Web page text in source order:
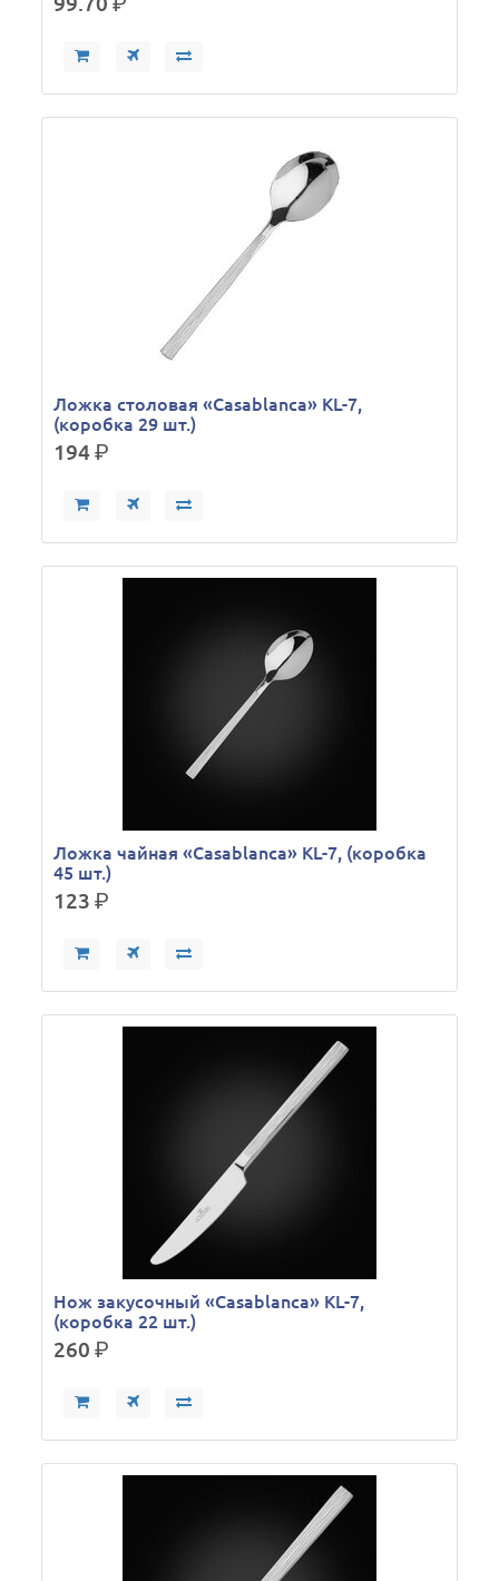
Ложка столовая «Casablanca» KL-7,
(коробка 29 шт.)
194р.
Ложка чайная «Casablanca» KL-7, (коробка
45 шт.)
123р.
Нож закусочный «Casablanca» KL-7,
(коробка 22 шт.)
260р.